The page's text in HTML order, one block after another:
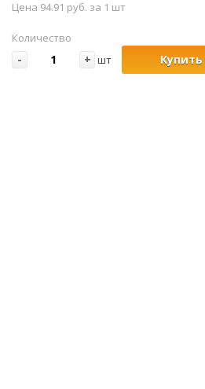
Цена 94.91 руб. за 1 шт
Количество
- + шт Купить